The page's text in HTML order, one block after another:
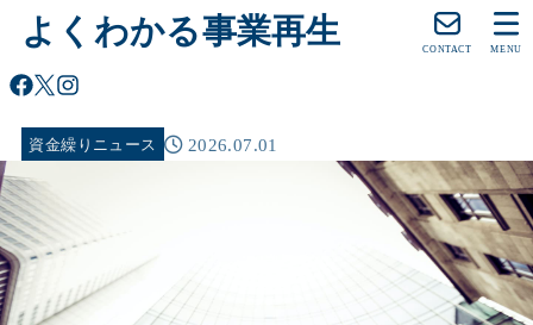
よくわかる事業再生 CONTACT MENU
資金繰りニュース 2026.07.01